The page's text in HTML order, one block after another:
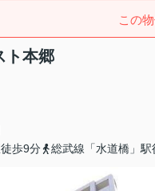
この
ト本郷
歩9分
総武線「水道橋」駅